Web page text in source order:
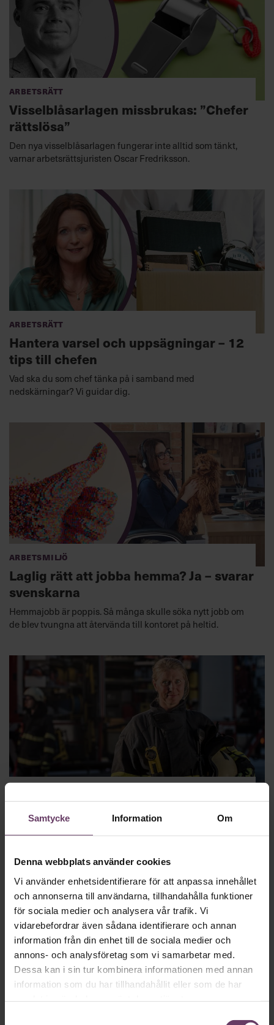
Samtycke Information Om
Denna webbplats använder cookies
Vi använder enhetsidentifierare för att anpassa innehållet
och annonserna till användarna, tillhandahålla funktioner
för sociala medier och analysera vår trafik. Vi
vidarebefordrar även sådana identifierare och annan
information från din enhet till de sociala medier och
annons- och analysföretag som vi samarbetar med.
Dessa kan i sin tur kombinera informationen med annan
information som du har tillhandahållit eller som de har
Arbetsrätt
Visselblåsarlagen missbrukas: ”Chefer
rättslösa”
Den nya visselblåsarlagen fungerar inte alltid som tänkt,
varnar arbetsrättsjuristen Oscar Fredriksson.
Arbetsrätt
Hantera varsel och uppsägningar – 12
tips till chefen
Vad ska du som chef tänka på i samband med
nedskärningar? Vi guidar dig.
Arbetsmiljö
Laglig rätt att jobba hemma? Ja – svarar
svenskarna
Hemmajobb är poppis. Så många skulle söka nytt jobb om
de blev tvungna att återvända till kontoret på heltid.
Nya EU-regler om arbetstid möter
protester – det här gäller
oktober 2023. Men de har stött på patrull.